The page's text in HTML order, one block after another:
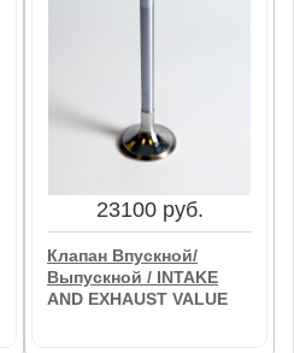
23100 руб.
Клапан Впускной/
Выпускной / INTAKE
AND EXHAUST VALUE